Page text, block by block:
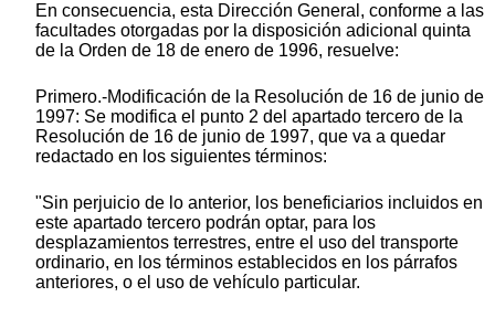
En consecuencia, esta Dirección General, conforme a las
facultades otorgadas por la disposición adicional quinta
de la Orden de 18 de enero de 1996, resuelve:
Primero.-Modificación de la Resolución de 16 de junio de
1997: Se modifica el punto 2 del apartado tercero de la
Resolución de 16 de junio de 1997, que va a quedar
redactado en los siguientes términos:
"Sin perjuicio de lo anterior, los beneficiarios incluidos en
este apartado tercero podrán optar, para los
desplazamientos terrestres, entre el uso del transporte
ordinario, en los términos establecidos en los párrafos
anteriores, o el uso de vehículo particular.